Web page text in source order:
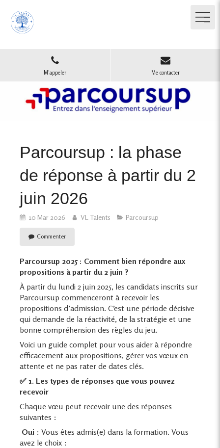
M'appeler Me contacter
Parcoursup : la phase
de réponse à partir du 2
juin 2026
10 Mar 2026 VL Talents Parcoursup
Commenter
Parcoursup 2025 : Comment bien répondre aux
propositions à partir du 2 juin ?
À partir du lundi 2 juin 2025, les candidats inscrits sur
Parcoursup commenceront à recevoir les
propositions d’admission. C’est une période décisive
qui demande de la réactivité, de la stratégie et une
bonne compréhension des règles du jeu.
Voici un guide complet pour vous aider à répondre
efficacement aux propositions, gérer vos vœux en
attente et ne pas rater de dates clés.
✅ 1. Les types de réponses que vous pouvez
recevoir
Chaque vœu peut recevoir une des réponses
suivantes :
Oui : Vous êtes admis(e) dans la formation. Vous
avez le choix :